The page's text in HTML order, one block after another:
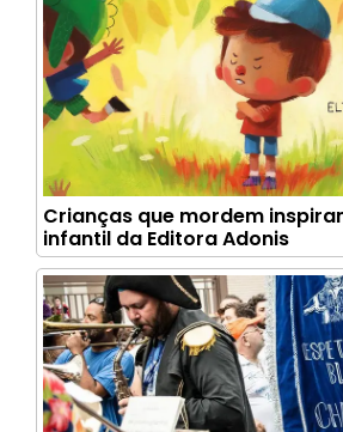
Crianças que mordem
infantil da Editora Adonis